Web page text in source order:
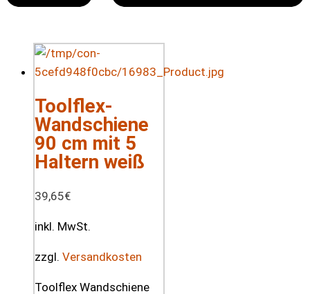
Toolflex-
Wandschiene
90 cm mit 5
Haltern weiß
39,65€
inkl. MwSt.
zzgl. Versandkosten
Toolflex Wandschiene